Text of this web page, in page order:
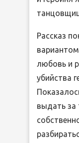
Рассказ
любовь и
убийства
выдать за